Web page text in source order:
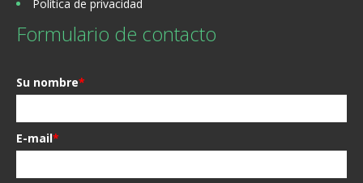
Política de privacidad
Formulario de contacto
Su nombre*
E-mail*